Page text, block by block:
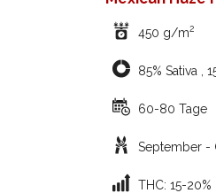
450 g/m2
85% Sativa ,
60-80 Tage
September -
THC: 15-20%